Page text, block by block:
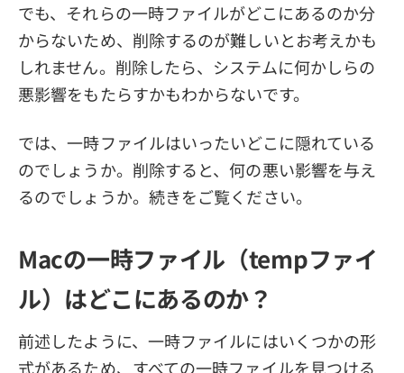
でも、それらの一時ファイルがどこにあるのか分
からないため、削除するのが難しいとお考えかも
しれません。削除したら、システムに何かしらの
悪影響をもたらすかもわからないです。
では、一時ファイルはいったいどこに隠れている
のでしょうか。削除すると、何の悪い影響を与え
るのでしょうか。続きをご覧ください。
Macの一時ファイル（tempファイ
ル）はどこにあるのか？
前述したように、一時ファイルにはいくつかの形
式があるため、すべての一時ファイルを見つける